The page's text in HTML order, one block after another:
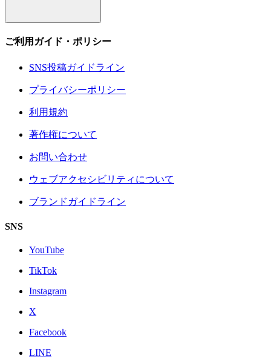
ご利用ガイド・ポリシー
SNS投稿ガイドライン
プライバシーポリシー
利用規約
著作権について
お問い合わせ
ウェブアクセシビリティについて
ブランドガイドライン
SNS
YouTube
TikTok
Instagram
X
Facebook
LINE